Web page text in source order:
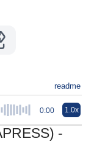
readme
0:00 1.0x
-